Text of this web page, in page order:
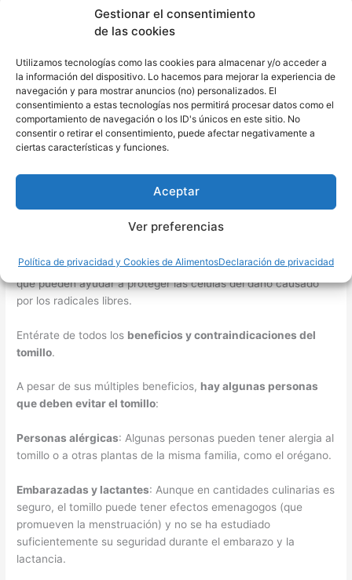
Gestionar el consentimiento
de las cookies
Utilizamos tecnologías como las cookies para almacenar y/o acceder a
la información del dispositivo. Lo hacemos para mejorar la experiencia de
navegación y para mostrar anuncios (no) personalizados. El
consentimiento a estas tecnologías nos permitirá procesar datos como el
comportamiento de navegación o los ID's únicos en este sitio. No
consentir o retirar el consentimiento, puede afectar negativamente a
ciertas características y funciones.
Aceptar
Ver preferencias
Política de privacidad y Cookies de AlimentosDeclaración de privacidad
algunos de los principales beneficios de esta planta.
Propiedades antimicrobianas: El tomillo contiene
compuestos como el timol, que puede inhibir el crecimiento de
bacterias y hongos.
Ayuda a la digestión
: El tomillo se ha utilizado
tradicionalmente para aliviar problemas digestivos, como la
Mejora la salud respiratoria: El tomillo puede ayudar a aliviar
gracias a sus propiedades expectorantes y antiinflamatorias.
Fuente de antioxidantes: El tomillo es rico en antioxidantes,
que pueden ayudar a proteger las células del daño causado
por los radicales libres.
Entérate de todos los beneficios y contraindicaciones del
tomillo.
A pesar de sus múltiples beneficios, hay algunas personas
que deben evitar el tomillo:
Personas alérgicas: Algunas personas pueden tener alergia al
tomillo o a otras plantas de la misma familia, como el orégano.
Embarazadas y lactantes: Aunque en cantidades culinarias es
seguro, el tomillo puede tener efectos emenagogos (que
promueven la menstruación) y no se ha estudiado
suficientemente su seguridad durante el embarazo y la
lactancia.